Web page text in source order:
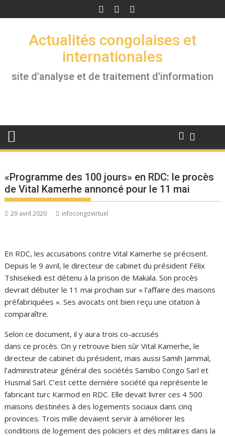
to
Actualités congolaises et
internationales
site d'analyse et de traitement d'information
«Programme des 100 jours» en RDC: le procès
de Vital Kamerhe annoncé pour le 11 mai
29 avril 2020 infocongovirtuel
En RDC, les accusations contre Vital Kamerhe se précisent.
Depuis le 9 avril, le directeur de cabinet du président Félix
Tshisekedi est détenu à la prison de Makala. Son procès
devrait débuter le 11 mai prochain sur « l’affaire des maisons
préfabriquées ». Ses avocats ont bien reçu une citation à
comparaître.
Selon ce document, il y aura trois co-accusés
dans ce procès. On y retrouve bien sûr Vital Kamerhe, le
directeur de cabinet du président, mais aussi Samih Jammal,
l’administrateur général des sociétés Samibo Congo Sarl et
Husmal Sarl. C’est cette dernière société qui représente le
fabricant turc Karmod en RDC. Elle devait livrer ces 4 500
maisons destinées à des logements sociaux dans cinq
provinces. Trois mille devaient servir à améliorer les
conditions de logement des policiers et des militaires dans la